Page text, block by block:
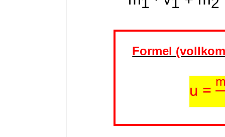
Formel